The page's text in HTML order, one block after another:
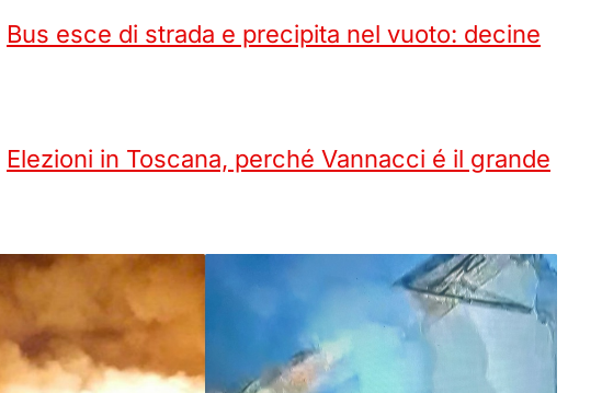
Bus esce di strada e precipita nel vuoto: decine
Elezioni in Toscana, perché Vannacci é il grande